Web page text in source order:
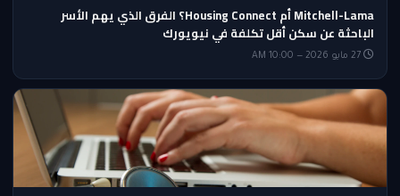
Mitchell-Lama أم Housing Connect؟ الفرق الذي يهم الأسر
الباحثة عن سكن أقل تكلفة في نيويورك